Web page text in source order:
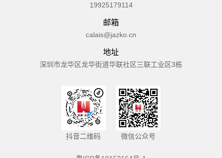
19925179114
邮箱
calais@jazko.cn
地址
深圳市龙华区龙华街道华联社区三联工业区3栋
抖音二维码 微信公众号